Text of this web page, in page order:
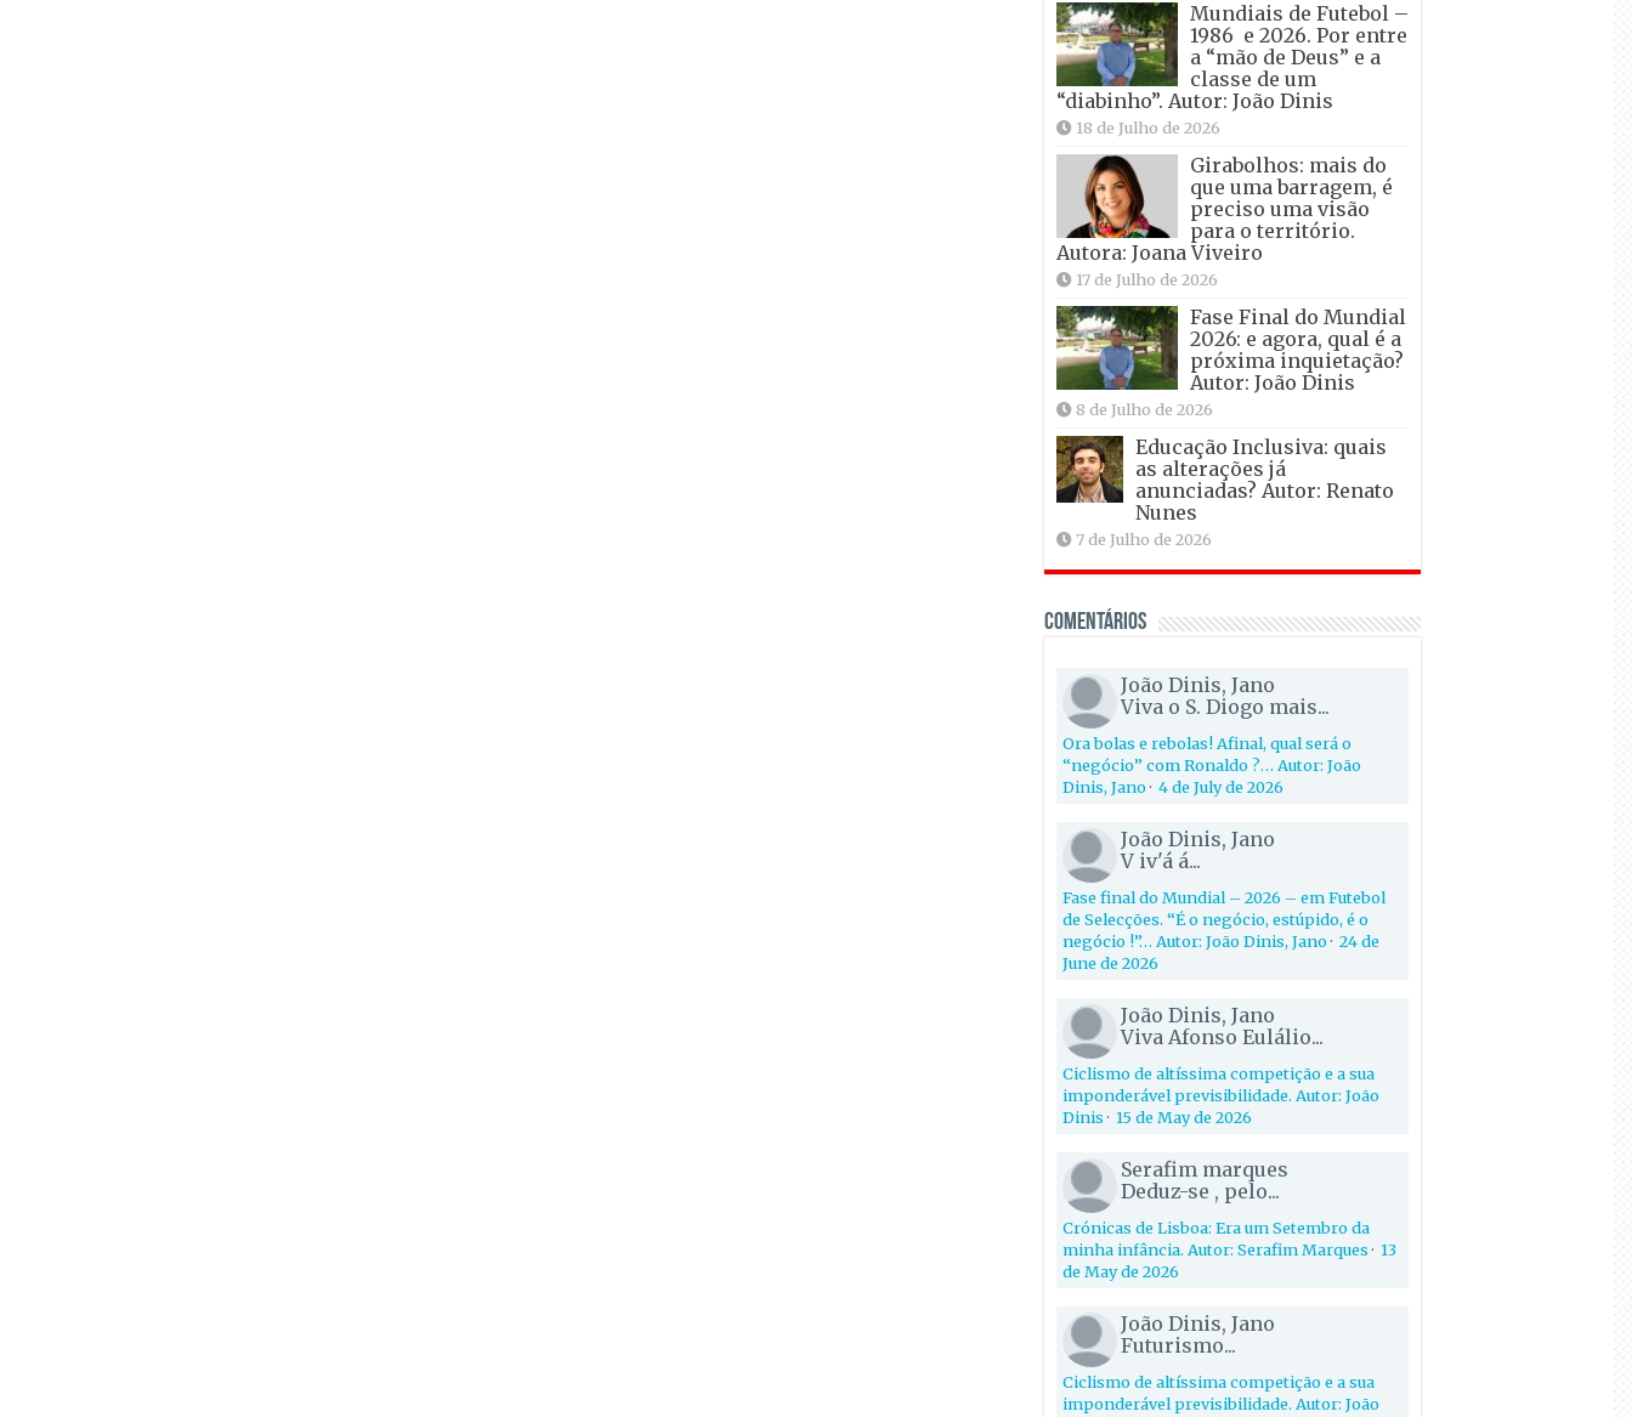
Mundiais de Futebol –
1986 e 2026. Por entre
a “mão de Deus” e a
classe de um
“diabinho”. Autor: João Dinis
18 de Julho de 2026
Girabolhos: mais do
que uma barragem, é
preciso uma visão
para o território.
Autora: Joana Viveiro
17 de Julho de 2026
Fase Final do Mundial
2026: e agora, qual é a
próxima inquietação?
Autor: João Dinis
8 de Julho de 2026
Educação Inclusiva: quais
as alterações já
anunciadas? Autor: Renato
Nunes
7 de Julho de 2026
Comentários
João Dinis, Jano
Viva o S. Diogo mais...
Ora bolas e rebolas! Afinal, qual será o
“negócio” com Ronaldo ?… Autor: João
Dinis, Jano· 4 de July de 2026
João Dinis, Jano
V iv'á á...
Fase final do Mundial – 2026 – em Futebol
de Selecções. “É o negócio, estúpido, é o
negócio !”… Autor: João Dinis, Jano· 24 de
June de 2026
João Dinis, Jano
Viva Afonso Eulálio...
Ciclismo de altíssima competição e a sua
imponderável previsibilidade. Autor: João
Dinis· 15 de May de 2026
Serafim marques
Deduz-se , pelo...
Crónicas de Lisboa: Era um Setembro da
minha infância. Autor: Serafim Marques· 13
de May de 2026
João Dinis, Jano
Futurismo...
Ciclismo de altíssima competição e a sua
imponderável previsibilidade. Autor: João